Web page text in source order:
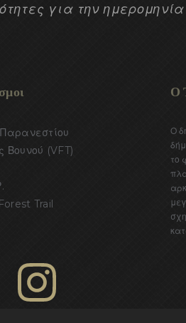
για την
Βουνού (VFT)
Trail
Ο
Ο
το